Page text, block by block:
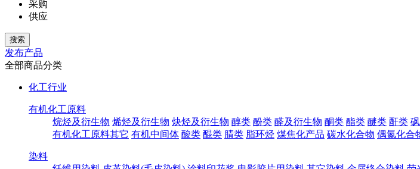
采购
供应
发布产品
全部商品分类
化工行业
有机化工原料
烷烃及衍生物 烯烃及衍生物 炔烃及衍生物 醇类 酚类 醛及衍生物 酮类 酯类 醚类 酐类
有机化工原料其它 有机中间体 酸类 醌类 腈类 脂环烃 煤焦化产品 碳水化合物 偶氮化合
染料